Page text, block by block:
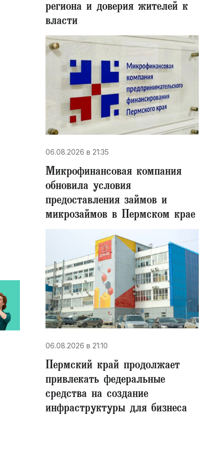
региона и доверия жителей к
власти
06.08.2026 в 21:35
Микрофинансовая компания
обновила условия
предоставления займов и
микрозаймов в Пермском крае
06.08.2026 в 21:10
Пермский край продолжает
привлекать федеральные
средства на создание
инфраструктуры для бизнеса